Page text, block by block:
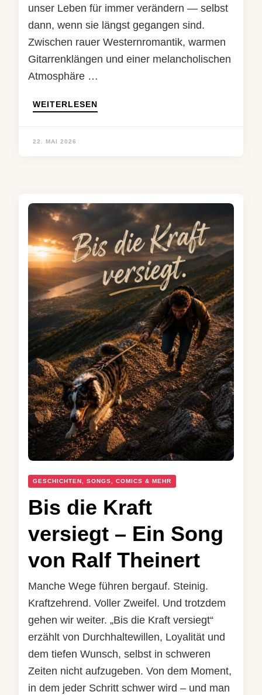
unser Leben für immer verändern — selbst
dann, wenn sie längst gegangen sind.
Zwischen rauer Westernromantik, warmen
Gitarrenklängen und einer melancholischen
Atmosphäre …
WEITERLESEN
22. MAI 2026
GESCHICHTEN, SONGS, COMICS & MEHR
Bis die Kraft
versiegt – Ein Song
von Ralf Theinert
Manche Wege führen bergauf. Steinig.
Kraftzehrend. Voller Zweifel. Und trotzdem
gehen wir weiter. „Bis die Kraft versiegt“
erzählt von Durchhaltewillen, Loyalität und
dem tiefen Wunsch, selbst in schweren
Zeiten nicht aufzugeben. Von dem Moment,
in dem jeder Schritt schwer wird – und man